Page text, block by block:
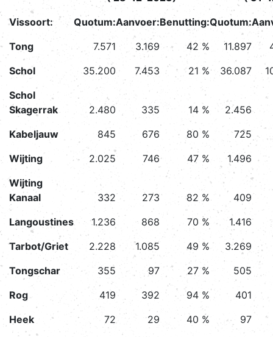
Vissoort:
Quotum:Aanvoer:Benutting:Quotum:
Tong
7.571 3.169 42 % 11.897
Schol
35.200 7.453 21 % 36.087
Schol
Skagerrak
2.480 335 14 %
2.456
Kabeljauw
845 676 80 %
725
Wijting
2.025 746 47 %
1.496
Wijting
Kanaal
332 273 82 %
409
Langoustines
1.236 868 70 % 1.416
Tarbot/Griet
2.228 1.085 49 %
3.269
Tongschar
355 97 27 %
505
Rog
419 392 94 %
401
Heek
72 29 40 %
97